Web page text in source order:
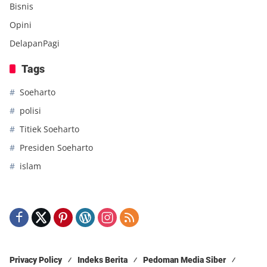
Bisnis
Opini
DelapanPagi
Tags
Soeharto
polisi
Titiek Soeharto
Presiden Soeharto
islam
Privacy Policy Indeks Berita Pedoman Media Siber